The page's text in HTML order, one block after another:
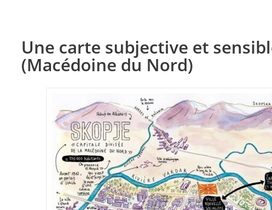
Une carte subjective et
(Macédoine du Nord)